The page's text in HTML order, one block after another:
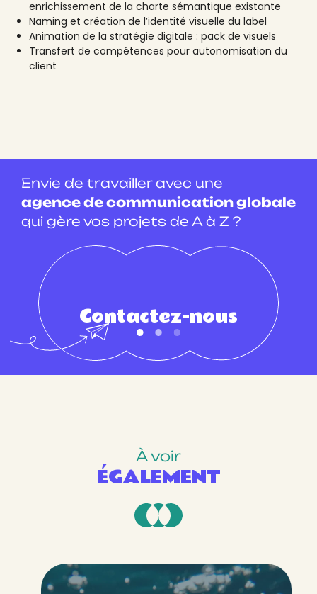
enrichissement de la charte sémantique existante
Naming et création de l’identité visuelle du label
Animation de la stratégie digitale : pack de visuels
Transfert de compétences pour autonomisation du
client
Envie de travailler avec une
agence de communication globale
qui gère vos projets de A à Z ?
Contactez-nous
À voir
ÉGALEMENT